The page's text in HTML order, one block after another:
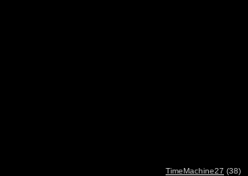
TimeMachine27 (38)